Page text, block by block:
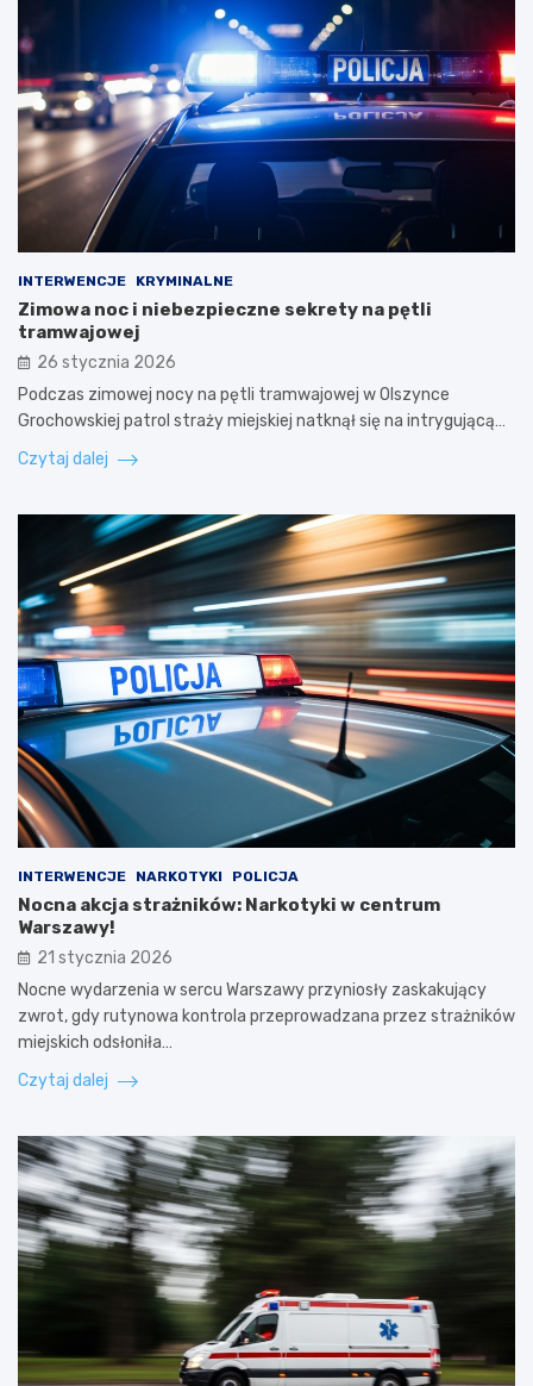
INTERWENCJE KRYMINALNE
Zimowa noc i niebezpieczne sekrety na pętli
tramwajowej
26 stycznia 2026
Podczas zimowej nocy na pętli tramwajowej w Olszynce
Grochowskiej patrol straży miejskiej natknął się na intrygującą…
Czytaj dalej
INTERWENCJE NARKOTYKI POLICJA
Nocna akcja strażników: Narkotyki w centrum
Warszawy!
21 stycznia 2026
Nocne wydarzenia w sercu Warszawy przyniosły zaskakujący
zwrot, gdy rutynowa kontrola przeprowadzana przez strażników
miejskich odsłoniła…
Czytaj dalej